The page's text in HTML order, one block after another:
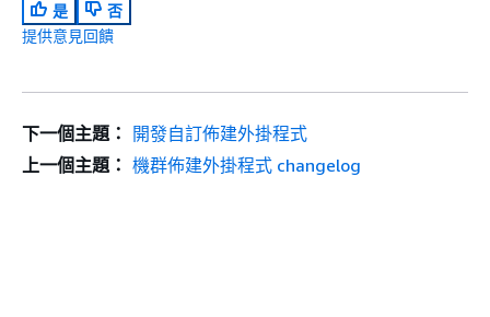
是
否
提供意見回饋
下一個主題：
開發自訂佈建外掛程式
上一個主題： 機群佈建外掛程式 changelog